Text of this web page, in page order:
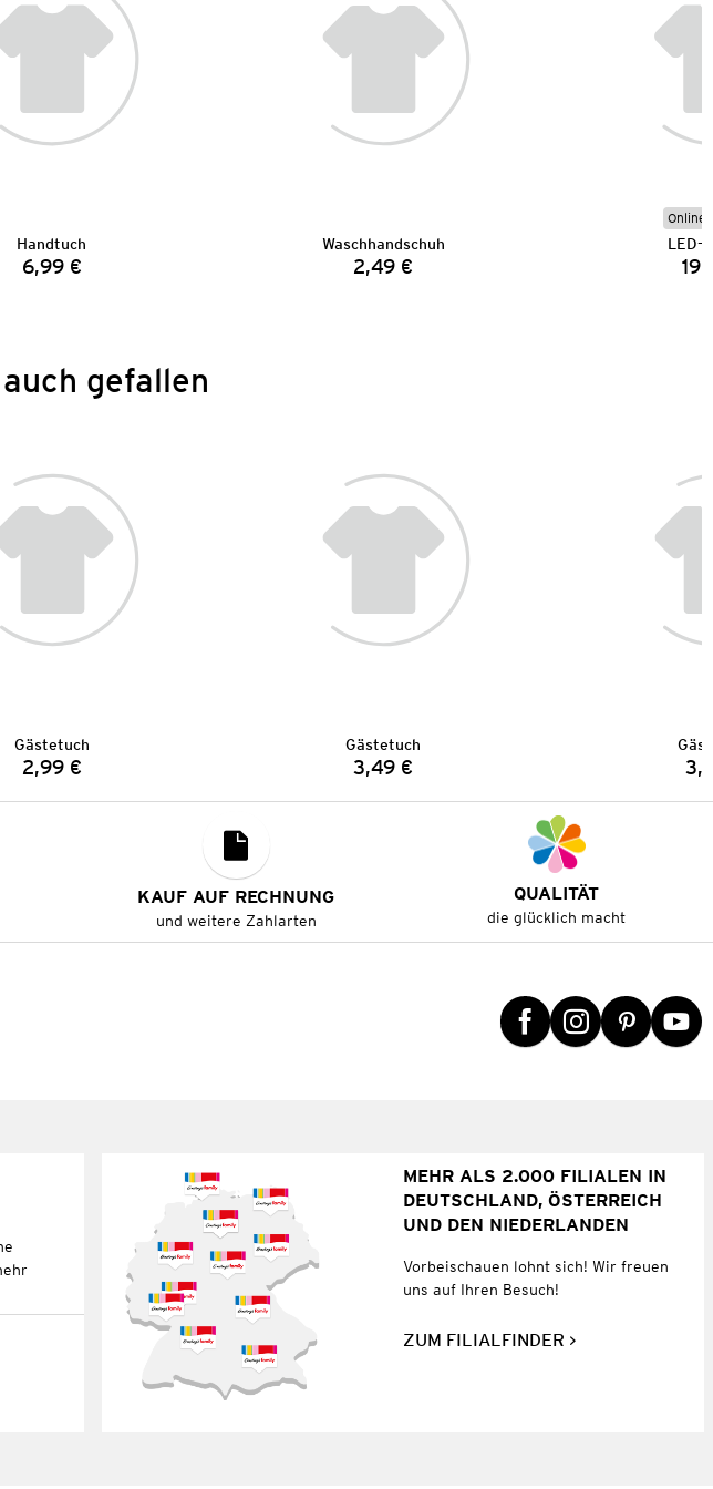
Handtuch
Preis:
6,99 €
Waschhandschuh
Preis:
2,49 €
Online
LED-
gefallen
Gästetuch
Preis:
2,99 €
Gästetuch
Preis:
3,49 €
KAUF AUF RECHNUNG
und weitere Zahlarten
QUALITÄT
die glücklich macht
MEHR ALS 2.000 FILIALEN IN
DEUTSCHLAND, ÖSTERREICH
UND DEN NIEDERLANDEN
Vorbeischauen lohnt sich! Wir freuen
uns auf Ihren Besuch!
ZUM FILIALFINDER